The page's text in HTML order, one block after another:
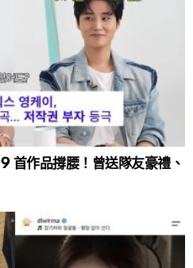
首作品撐腰！曾送隊友豪禮、